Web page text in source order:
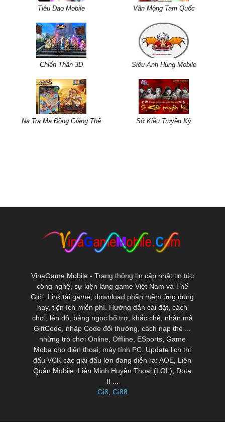
Tiêu Dao Mobile Vân Mộng Tam Quốc
Chiến Thần 3D Siêu Anh Hùng Mobile
Na Tra Ma Đồng Giáng Thế Sở Kiều Truyền Kỳ
VinaGame Mobile - Trang thông tin cập nhật tin tức
công nghệ, sự kiện làng game Việt Nam và Thế
Giới. Link tải game, download phần mềm ứng dụng
hay, tiện ích miễn phí. Hướng dẫn cài đặt, cách
chơi, lên đồ, bảng ngọc bổ trợ, khắc chế, nhận mã
GiftCode, nhập Code đổi thưởng, cách nạp thẻ ...
những trò chơi Online, Offline, ESports, Game
Moba cho điện thoại, máy tính PC. Update lịch thi
đấu VCK các giải đấu lớn đang diễn ra: AOE, Liên
Quân Mobile, Liên Minh Huyền Thoại (LOL), Dota
II ...
Gi8, Gi88